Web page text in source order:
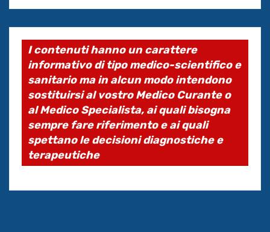
I contenuti hanno un carattere
informativo di tipo medico-scientifico e
sanitario ma in alcun modo intendono
sostituirsi al vostro Medico Curante o
al Medico Specialista, ai quali bisogna
sempre fare riferimento e ai quali
spettano le decisioni diagnostiche e
terapeutiche